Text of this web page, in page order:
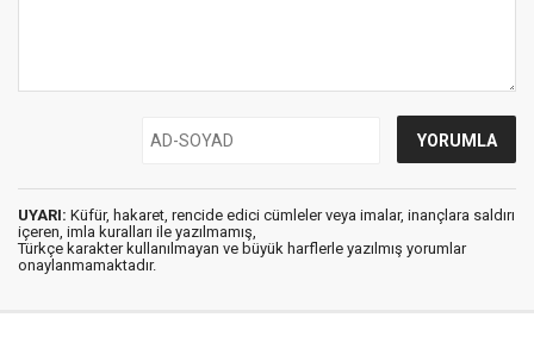
UYARI: Küfür, hakaret, rencide edici cümleler veya imalar, inançlara saldırı
içeren, imla kuralları ile yazılmamış,
Türkçe karakter kullanılmayan ve büyük harflerle yazılmış yorumlar
onaylanmamaktadır.